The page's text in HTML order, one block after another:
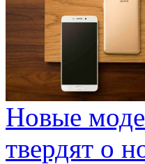
Новые
твердят о